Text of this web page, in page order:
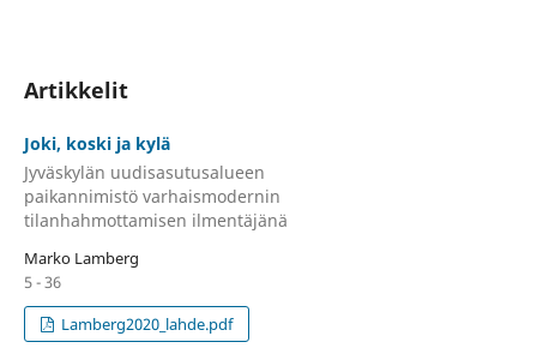
Artikkelit
Joki, koski ja kylä
Jyväskylän uudisasutusalueen
paikannimistö varhaismodernin
tilanhahmottamisen ilmentäjänä
Marko Lamberg
5 - 36
Lamberg2020_lahde.pdf